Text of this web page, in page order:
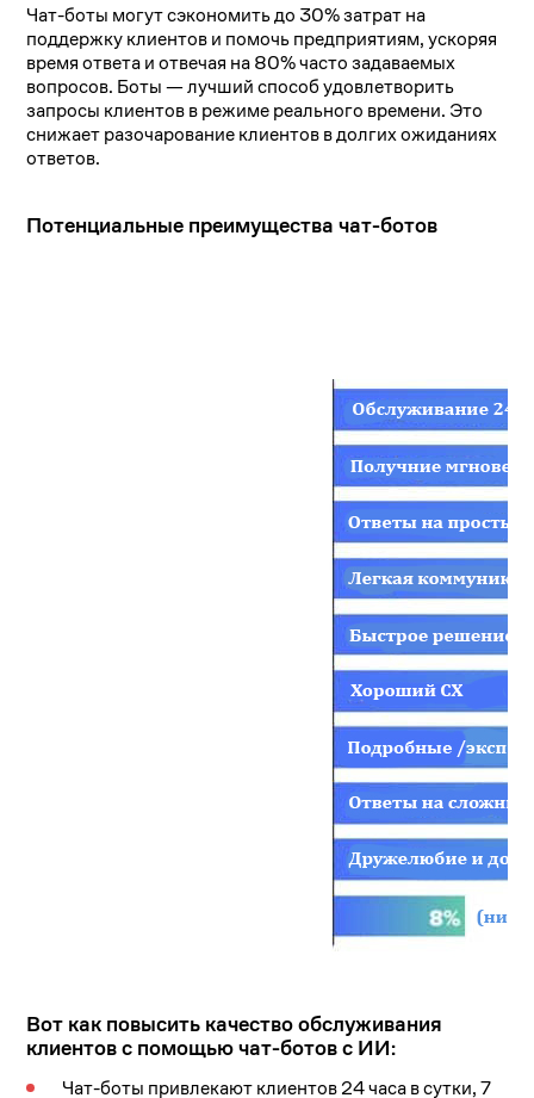
Чат-боты могут сэкономить до 30% затрат на
поддержку клиентов и помочь предприятиям, ускоряя
время ответа и отвечая на 80% часто задаваемых
вопросов. Боты — лучший способ удовлетворить
запросы клиентов в режиме реального времени. Это
снижает разочарование клиентов в долгих ожиданиях
ответов.
Потенциальные преимущества чат-ботов
Вот как повысить качество обслуживания
клиентов с помощью чат-ботов с ИИ:
Чат-боты привлекают клиентов 24 часа в сутки, 7